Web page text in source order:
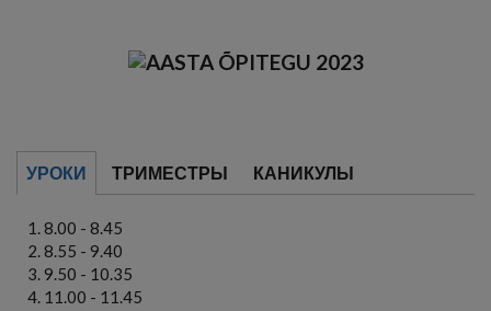
УРОКИ ТРИМЕСТРЫ КАНИКУЛЫ
8.00 - 8.45
8.55 - 9.40
9.50 - 10.35
11.00 - 11.45